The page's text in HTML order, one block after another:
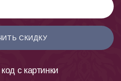
СКИДКУ
с картинки